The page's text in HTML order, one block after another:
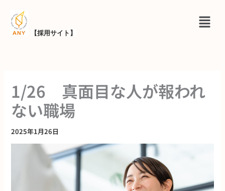
【採用サイト 】
メ
ニ
1/26 真面目な人が報われ
ない職場
2025年1月26日